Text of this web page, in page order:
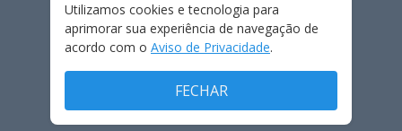
FALE CONOSCO
PRIVACIDADE
TERMOS E CONDIÇÕES DE USO
Utilizamos cookies e tecnologia para
aprimorar sua experiência de navegação de
acordo com o Aviso de Privacidade.
FECHAR